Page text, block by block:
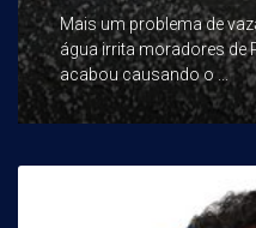
Mais um problema de
água irrita moradores de
acabou causando o ...